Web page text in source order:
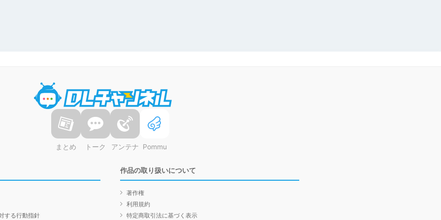
まとめ トーク アンテナ Pommu
する行動指針
作品の取り扱いについて
著作権
利用規約
特定商取引法に基づく表示